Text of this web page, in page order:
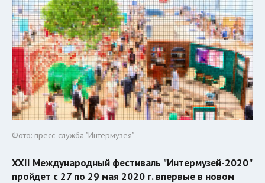
Фото: пресс-служба "Интермузея"
XXII Международный фестиваль "Интермузей-2020"
пройдет с 27 по 29 мая 2020 г. впервые в новом